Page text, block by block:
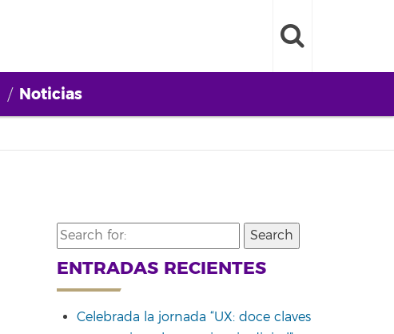
Noticias
Search
for:
ENTRADAS RECIENTES
Celebrada la jornada “UX: doce claves